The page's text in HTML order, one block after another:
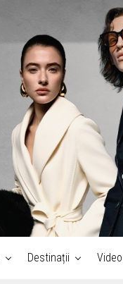
Destinații Video